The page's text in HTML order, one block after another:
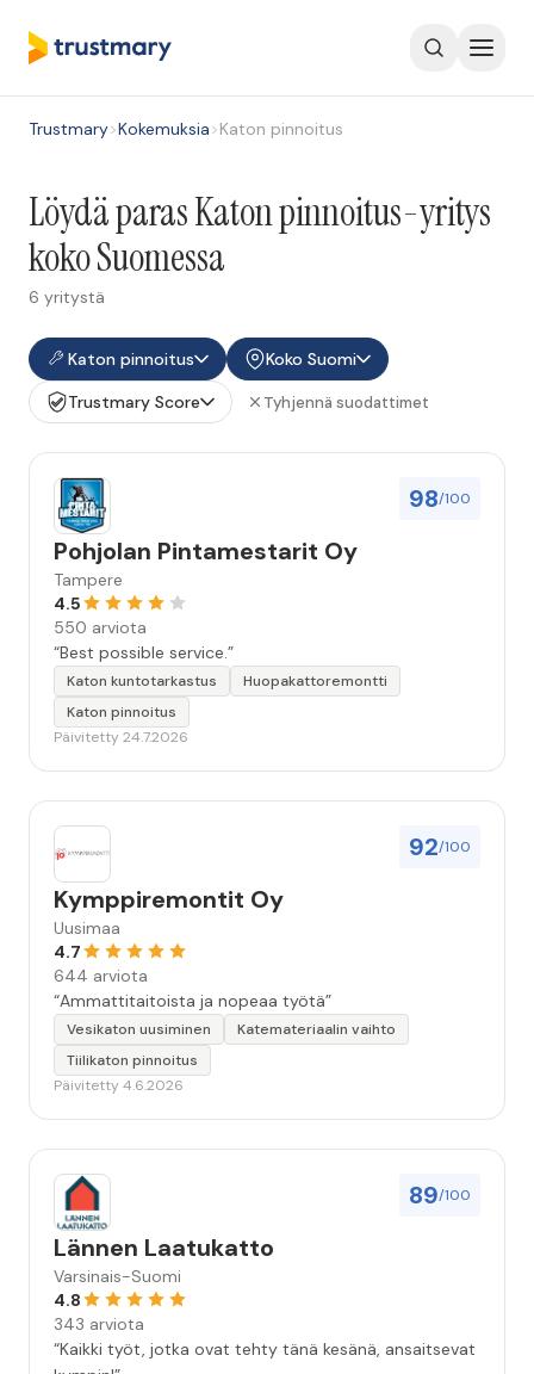
Trustmary>Kokemuksia>Katon pinnoitus
Löydä paras Katon pinnoitus-yritys
koko Suomessa
6 yritystä
Katon pinnoitus
Koko Suomi
Trustmary Score
Tyhjennä suodattimet
98/100
Pohjolan Pintamestarit Oy
Tampere
4.5
550 arviota
“Best possible service.”
Katon kuntotarkastus
Huopakattoremontti
Katon pinnoitus
Päivitetty 24.7.2026
92/100
Kymppiremontit Oy
Uusimaa
4.7
644 arviota
“Ammattitaitoista ja nopeaa työtä”
Vesikaton uusiminen
Katemateriaalin vaihto
Tiilikaton pinnoitus
Päivitetty 4.6.2026
89/100
Lännen Laatukatto
Varsinais-Suomi
4.8
343 arviota
“Kaikki työt, jotka ovat tehty tänä kesänä, ansaitsevat